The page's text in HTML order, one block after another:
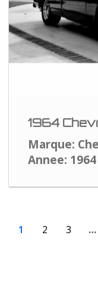
1964
Marque:
Annee: 1964
1 2 3 …